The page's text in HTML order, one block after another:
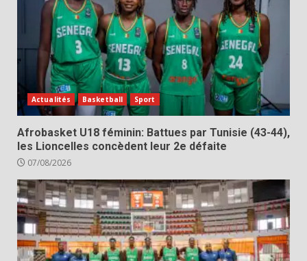
Actualités Basketball Sport
Afrobasket U18 féminin: Battues par Tunisie (43-44),
les Lioncelles concèdent leur 2e défaite
07/08/2026